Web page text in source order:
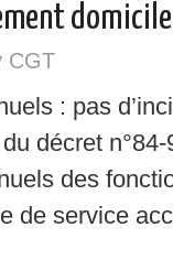
CGT
: pas
décret
des
de service